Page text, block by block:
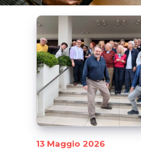
13 Maggio 2026